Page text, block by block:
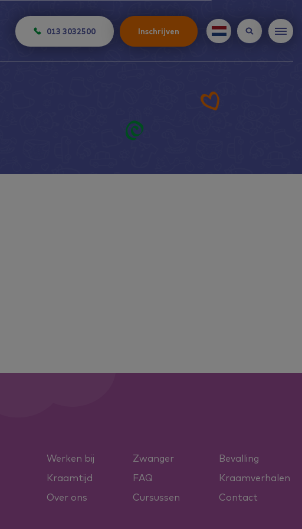
013 3032500 Inschrijven
Werken bij Zwanger
Bevalling
Kraamtijd
FAQ
Kraamverhalen
Over ons
Cursussen Contact